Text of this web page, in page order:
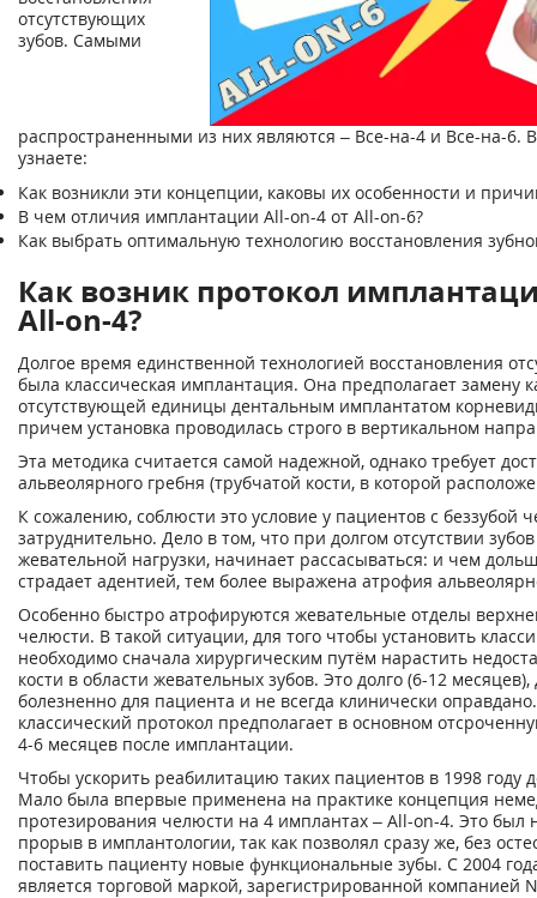
отсутствующих
зубов. Самыми
распространенными из них являются – Все-на-4 и Все-на-6.
узнаете:
Как возникли эти концепции, каковы их особенности и
В чем отличия имплантации All-on-4 от All-on-6?
Как выбрать оптимальную технологию восстановления
Как возник протокол
All-on-4?
Долгое время единственной технологией восстановления
была классическая имплантация. Она предполагает замену
отсутствующей единицы дентальным имплантатом
причем установка проводилась строго в вертикальном
Эта методика считается самой надежной, однако требует
альвеолярного гребня (трубчатой кости, в которой
К сожалению, соблюсти это условие у пациентов с беззубой
затруднительно. Дело в том, что при долгом отсутствии
жевательной нагрузки, начинает рассасываться: и чем
страдает адентией, тем более выражена атрофия
Особенно быстро атрофируются жевательные отделы
челюсти. В такой ситуации, для того чтобы установить
необходимо сначала хирургическим путём нарастить
кости в области жевательных зубов. Это долго (6-12 месяцев),
болезненно для пациента и не всегда клинически
классический протокол предполагает в основном
4-6 месяцев после имплантации.
Чтобы ускорить реабилитацию таких пациентов в 1998 году
Мало была впервые применена на практике концепция
протезирования челюсти на 4 имплантах – All-on-4. Это был
прорыв в имплантологии, так как позволял сразу же, без
поставить пациенту новые функциональные зубы. С 2004
является торговой маркой, зарегистрированной компанией